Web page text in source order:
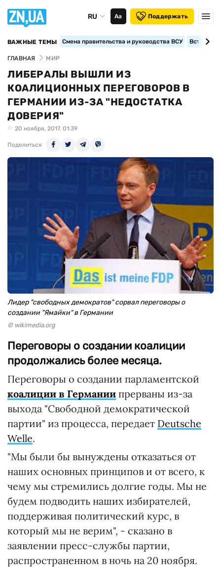
RU Аа Поддержать
ВАЖНЫЕ ТЕМЫ Смена правительства и руководства ВСУ
ГЛАВНАЯ МИР
ЛИБЕРАЛЫ ВЫШЛИ ИЗ
КОАЛИЦИОННЫХ ПЕРЕГОВОРОВ В
ГЕРМАНИИ ИЗ-ЗА "НЕДОСТАТКА
ДОВЕРИЯ"
20 ноября, 2017, 01:39
Поделиться
Лидер "свободных демократов" сорвал переговоры о
создании "Ямайки" в Германии
© wikimedia.org
Переговоры о создании коалиции
продолжались более месяца.
Переговоры о создании парламентской
коалиции в Германии прерваны из-за
выхода "Свободной демократической
партии" из процесса, передает Deutsche
Welle.
"Мы были бы вынуждены отказаться от
наших основных принципов и от всего, к
чему мы стремились долгие годы. Мы не
будем подводить наших избирателей,
поддерживая политический курс, в
который мы не верим", - сказано в
заявлении пресс-службы партии,
распространенном в ночь на 20 ноября.